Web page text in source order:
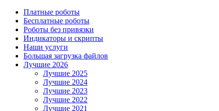
Платные роботы
Бесплатные роботы
Роботы без привязки
Индикаторы и скрипты
Наши услуги
Большая загрузка файлов
Лучшие 2026
Лучшие 2025
Лучшие 2024
Лучшие 2023
Лучшие 2022
Лучшие 2021